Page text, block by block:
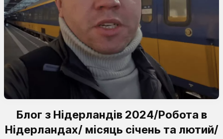
Блог з Нідерландів 2024/Робота в
Нідерландах/ місяць січень та лютий/